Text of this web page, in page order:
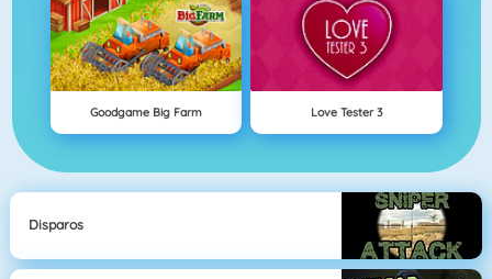
Goodgame Big Farm Love Tester 3
Disparos